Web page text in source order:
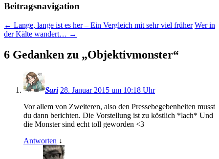
Beitragsnavigation
← Lange, lange ist es her – Ein Vergleich mit sehr viel früher Wer in
der Kälte wandert… →
6 Gedanken zu „Objektivmonster“
Sari 28. Januar 2015 um 10:18 Uhr
Vor allem von Zweiteren, also den Pressebegebenheiten musst
du dann berichten. Die Vorstellung ist zu köstlich *lach* Und
die Monster sind echt toll geworden <3
Antworten ↓